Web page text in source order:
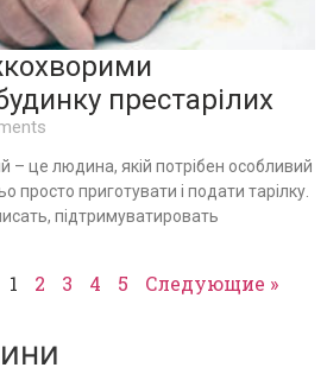
престарілих
– це людина, якій потрібен особливий
просто приготувати і подати тарілку.
підтримуватировать
1 2 3 4 5 Следующие »